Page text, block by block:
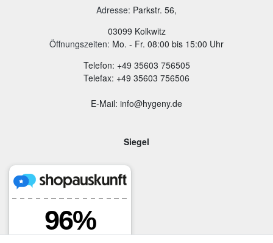
Adresse: Parkstr. 56,
03099 Kolkwitz
Öffnungszeiten: Mo. - Fr. 08:00 bis 15:00 Uhr
Telefon: +49 35603 756505
Telefax: +49 35603 756506
E-Mail: info@hygeny.de
Siegel